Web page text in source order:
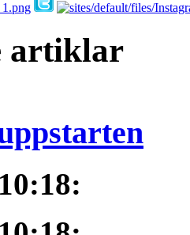
artiklar
: